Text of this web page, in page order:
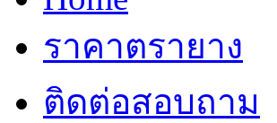
ราคาตรายาง
ติดต่อสอบถาม